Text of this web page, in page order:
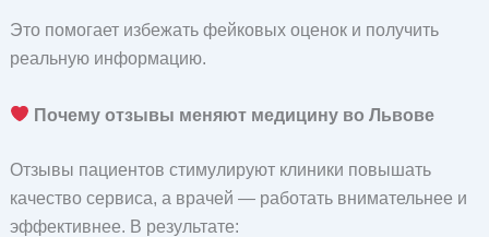
Это помогает избежать фейковых оценок и получить
реальную информацию.
Почему отзывы меняют медицину во Львове
Отзывы пациентов стимулируют клиники повышать
качество сервиса, а врачей — работать внимательнее и
эффективнее. В результате: